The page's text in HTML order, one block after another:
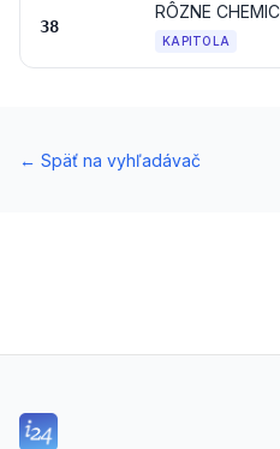
38
RÔZNE
KAPITOLA
← Späť na vyhľadávač